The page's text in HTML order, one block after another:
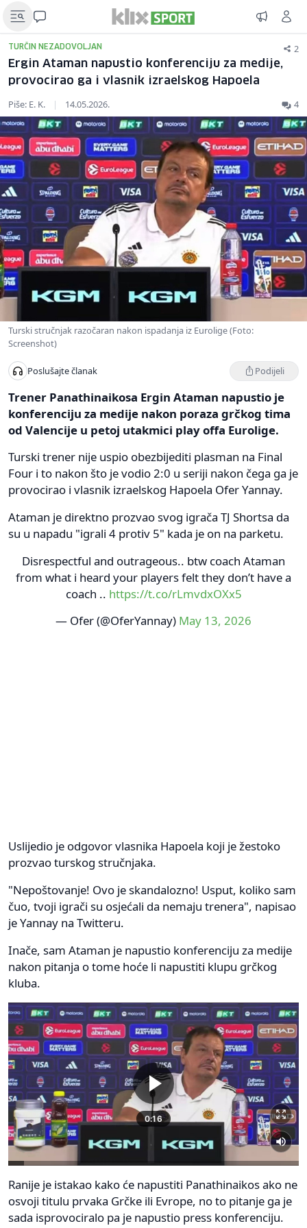
TURČIN NEZADOVOLJAN 2
Ergin Ataman napustio konferenciju za medije,
provocirao ga i vlasnik izraelskog Hapoela
Piše: E. K. | 14.05.2026. 4
Turski stručnjak razočaran nakon ispadanja iz Eurolige (Foto:
Screenshot)
Poslušajte članak Podijeli
Trener Panathinaikosa Ergin Ataman napustio je
konferenciju za medije nakon poraza grčkog tima
od Valencije u petoj utakmici play offa Eurolige.
Turski trener nije uspio obezbijediti plasman na Final
Four i to nakon što je vodio 2:0 u seriji nakon čega ga je
provocirao i vlasnik izraelskog Hapoela Ofer Yannay.
Ataman je direktno prozvao svog igrača TJ Shortsa da
su u napadu "igrali 4 protiv 5" kada je on na parketu.
Disrespectful and outrageous.. btw coach Ataman
from what i heard your players felt they don’t have a
coach .. https://t.co/rLmvdxOXx5
— Ofer (@OferYannay) May 13, 2026
Uslijedio je odgovor vlasnika Hapoela koji je žestoko
prozvao turskog stručnjaka.
"Nepoštovanje! Ovo je skandalozno! Usput, koliko sam
čuo, tvoji igrači su osjećali da nemaju trenera", napisao
je Yannay na Twitteru.
Inače, sam Ataman je napustio konferenciju za medije
nakon pitanja o tome hoće li napustiti klupu grčkog
kluba.
Ranije je istakao kako će napustiti Panathinaikos ako ne
osvoji titulu prvaka Grčke ili Evrope, no to pitanje ga je
sada isprovociralo pa je napustio press konferenciju.